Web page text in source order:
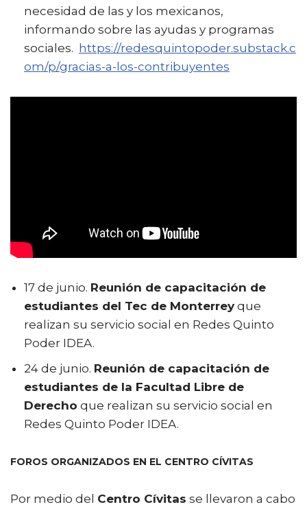
necesidad de las y los mexicanos,
informando sobre las ayudas y programas
sociales. https://redesquintopoder.substack.c
om/p/gracias-a-los-contribuyentes
17 de junio. Reunión de capacitación de
estudiantes del Tec de Monterrey que
realizan su servicio social en Redes Quinto
Poder IDEA.
24 de junio. Reunión de capacitación de
estudiantes de la Facultad Libre de
Derecho que realizan su servicio social en
Redes Quinto Poder IDEA.
FOROS ORGANIZADOS EN EL CENTRO CÍVITAS
Por medio del Centro Cívitas se llevaron a cabo